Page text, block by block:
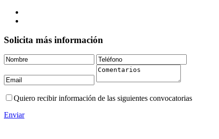
Solicita más información
Quiero recibir información de las siguientes convocatorias
Enviar